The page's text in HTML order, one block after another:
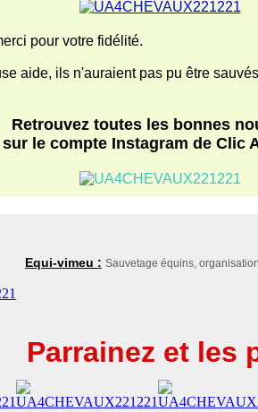
pour votre fidélité.
aide, ils n'auraient pas pu être
Retrouvez toutes les bonnes
sur le compte Instagram de Clic
Equi-vimeu : Sauvetage équins,
Parrainez et les